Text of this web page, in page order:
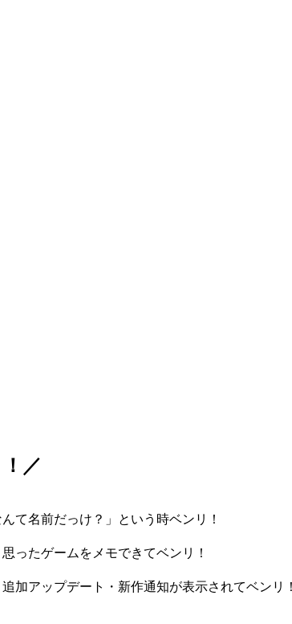
／
て名前だっけ？」という時ベンリ！
ったゲームをメモできてベンリ！
加アップデート・新作通知が表示されてベンリ！